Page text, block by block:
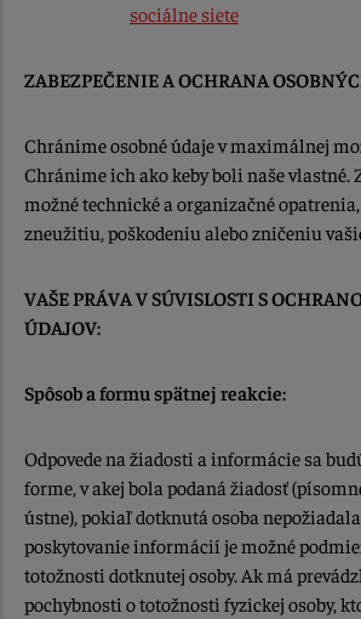
sociálne siete
ZABEZPEČENIE A OCHRANA
Chránime osobné údaje v maximálnej
Chránime ich ako keby boli naše vlastné.
možné technické a organizačné
zneužitiu, poškodeniu alebo zničeniu
VAŠE PRÁVA V SÚVISLOSTI S
ÚDAJOV:
Spôsob a formu spätnej reakcie:
Odpovede na žiadosti a informácie sa
forme, v akej bola podaná žiadosť
ústne), pokiaľ dotknutá osoba
poskytovanie informácií je možné
totožnosti dotknutej osoby. Ak má
pochybnosti o totožnosti fyzickej osoby,